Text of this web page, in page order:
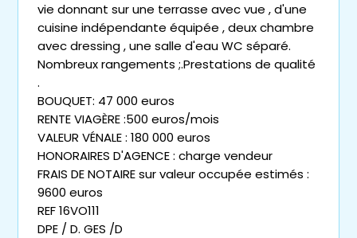
vie donnant sur une terrasse avec vue , d'une
cuisine indépendante équipée , deux chambre
avec dressing , une salle d'eau WC séparé.
Nombreux rangements ;.Prestations de qualité
.
BOUQUET: 47 000 euros
RENTE VIAGÈRE :500 euros/mois
VALEUR VÉNALE : 180 000 euros
HONORAIRES D'AGENCE : charge vendeur
FRAIS DE NOTAIRE sur valeur occupée estimés :
9600 euros
REF 16VO111
DPE / D. GES /D